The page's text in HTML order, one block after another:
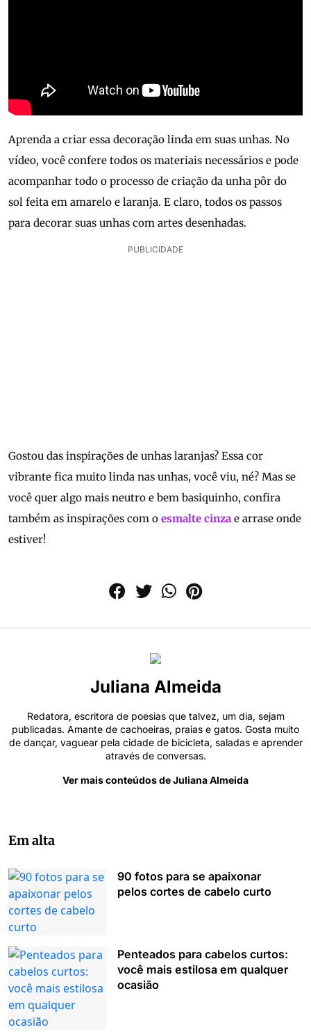
Aprenda a criar essa decoração linda em suas unhas. No
vídeo, você confere todos os materiais necessários e pode
acompanhar todo o processo de criação da unha pôr do
sol feita em amarelo e laranja. E claro, todos os passos
para decorar suas unhas com artes desenhadas.
PUBLICIDADE
Gostou das inspirações de unhas laranjas? Essa cor
vibrante fica muito linda nas unhas, você viu, né? Mas se
você quer algo mais neutro e bem basiquinho, confira
também as inspirações com o esmalte cinza e arrase onde
estiver!
Juliana Almeida
Redatora, escritora de poesias que talvez, um dia, sejam
publicadas. Amante de cachoeiras, praias e gatos. Gosta muito
de dançar, vaguear pela cidade de bicicleta, saladas e aprender
através de conversas.
Ver mais conteúdos de Juliana Almeida
Em alta
90 fotos para se apaixonar
pelos cortes de cabelo curto
Penteados para cabelos curtos:
você mais estilosa em qualquer
ocasião